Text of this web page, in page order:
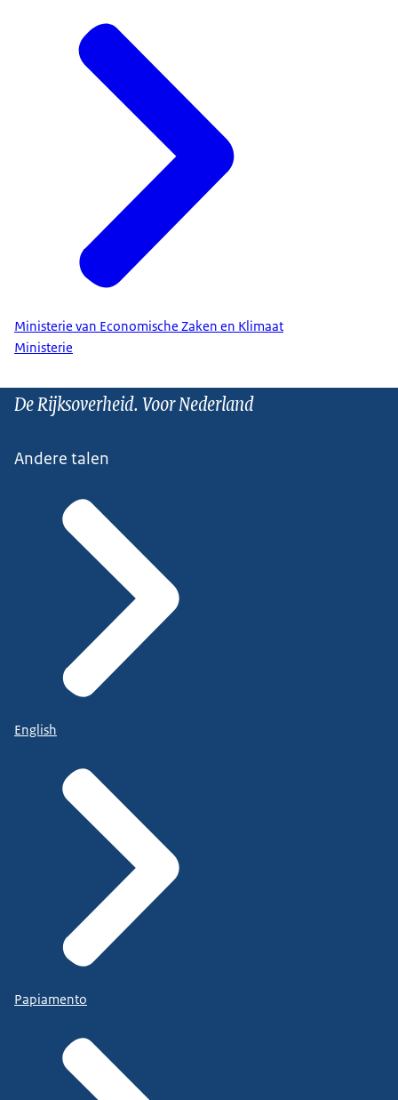
Ministerie van Economische Zaken en Klimaat
Ministerie
De Rijksoverheid. Voor Nederland
Andere talen
English
Papiamento